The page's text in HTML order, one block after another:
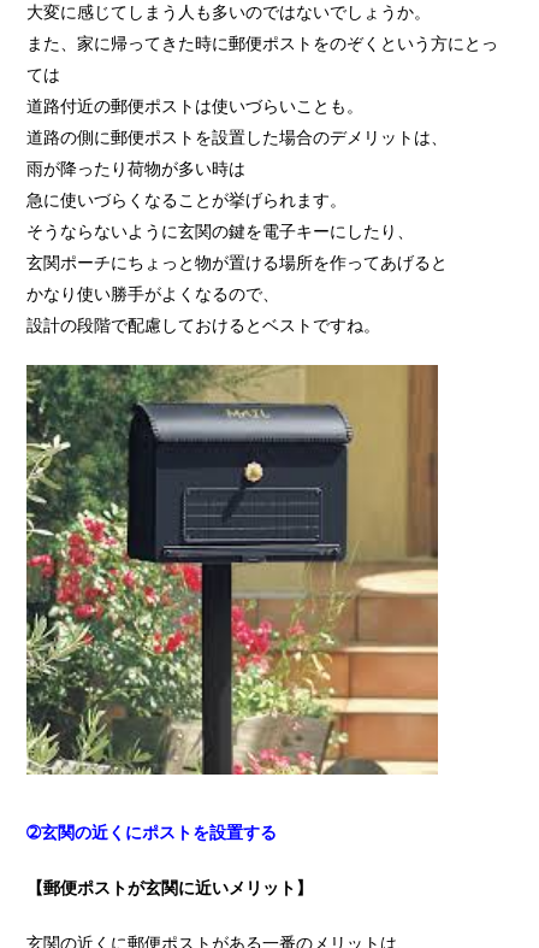
大変に感じてしまう人も多いのではないでしょうか。
また、家に帰ってきた時に郵便ポストをのぞくという方にとっ
ては
道路付近の郵便ポストは使いづらいことも。
道路の側に郵便ポストを設置した場合のデメリットは、
雨が降ったり荷物が多い時は
急に使いづらくなることが挙げられます。
そうならないように玄関の鍵を電子キーにしたり、
玄関ポーチにちょっと物が置ける場所を作ってあげると
かなり使い勝手がよくなるので、
設計の段階で配慮しておけるとベストですね。
➁玄関の近くにポストを設置する
【郵便ポストが玄関に近いメリット】
玄関の近くに郵便ポストがある一番のメリットは、